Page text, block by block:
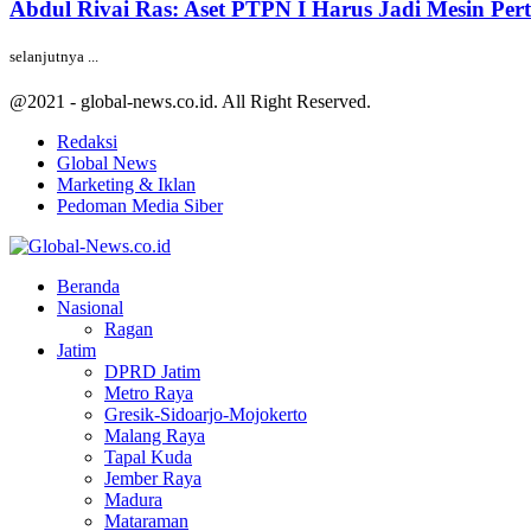
Abdul Rivai Ras: Aset PTPN I Harus Jadi Mesin
selanjutnya ...
@2021 - global-news.co.id. All Right Reserved.
Redaksi
Global News
Marketing & Iklan
Pedoman Media Siber
Beranda
Nasional
Ragan
Jatim
DPRD Jatim
Metro Raya
Gresik-Sidoarjo-Mojokerto
Malang Raya
Tapal Kuda
Jember Raya
Madura
Mataraman